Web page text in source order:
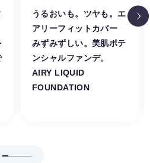
うるおいも。ツヤも。エ
アリーフィットカバー
みずみずしい。美肌ポテ
ンシャルファンデ。
AIRY LIQUID
FOUNDATION